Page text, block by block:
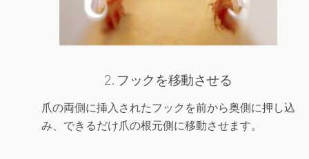
2. フックを移動させる
爪の両側に挿入されたフックを前から奥側に押し込
み、できるだけ爪の根元側に移動させます。